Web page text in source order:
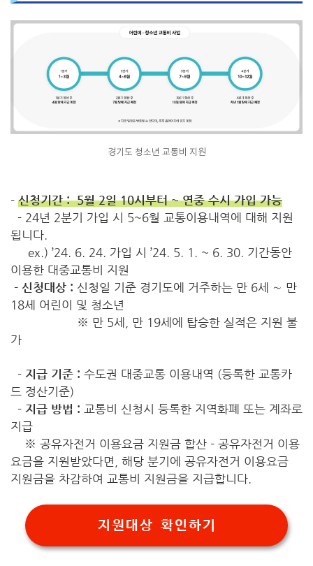
경기도 청소년 교통비 지원
- 신청기간 : 5월 2일 10시부터 ~ 연중 수시 가입 가능
- 24년 2분기 가입 시 5~6월 교통이용내역에 대해 지원
됩니다.
ex.) ’24. 6. 24. 가입 시 ’24. 5. 1. ~ 6. 30. 기간동안
이용한 대중교통비 지원
- 신청대상 : 신청일 기준 경기도에 거주하는 만 6세 ∼ 만
18세 어린이 및 청소년
※ 만 5세, 만 19세에 탑승한 실적은 지원 불
가
- 지급 기준 : 수도권 대중교통 이용내역 (등록한 교통카
드 정산기준)
- 지급 방법 : 교통비 신청시 등록한 지역화폐 또는 계좌로
지급
※ 공유자전거 이용요금 지원금 합산 - 공유자전거 이용
요금을 지원받았다면, 해당 분기에 공유자전거 이용요금
지원금을 차감하여 교통비 지원금을 지급합니다.
지원대상 확인하기